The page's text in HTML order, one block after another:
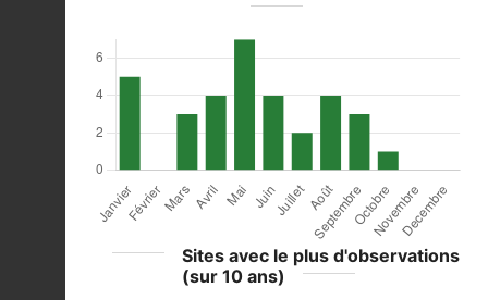
Sites avec le plus d'observations
(sur 10 ans)